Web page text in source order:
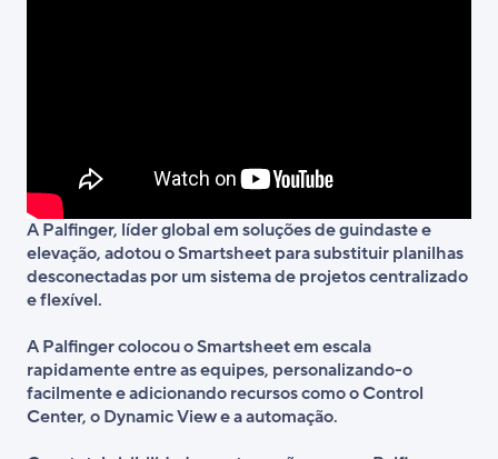
A Palfinger, líder global em soluções de guindaste e
elevação, adotou o Smartsheet para substituir planilhas
desconectadas por um sistema de projetos centralizado
e flexível.
A Palfinger colocou o Smartsheet em escala
rapidamente entre as equipes, personalizando-o
facilmente e adicionando recursos como o Control
Center, o Dynamic View e a automação.